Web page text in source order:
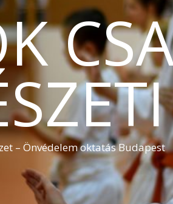
– Önvédelem oktatás Budapest